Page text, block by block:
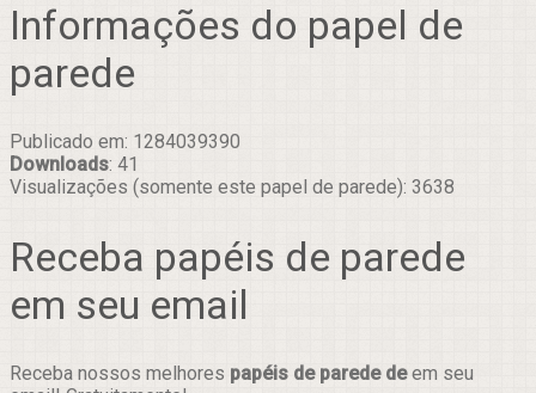
Informações do papel de
parede
Publicado em: 1284039390
Downloads: 41
Visualizações (somente este papel de parede): 3638
Receba papéis de parede
em seu email
Receba nossos melhores papéis de parede deem seu